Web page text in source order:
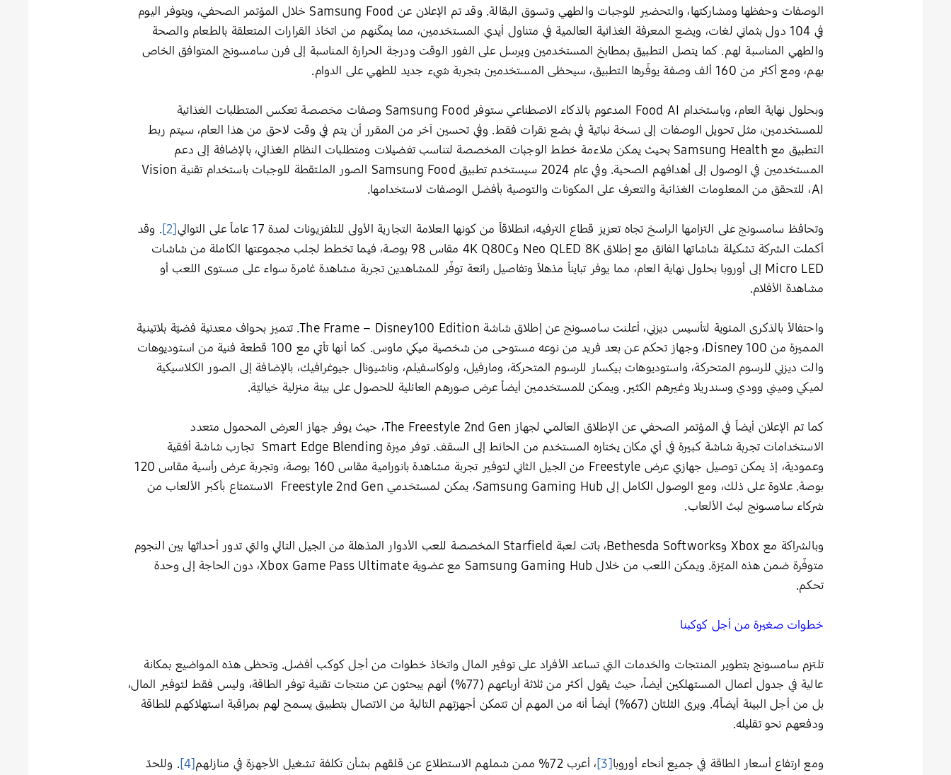
الوصفات وحفظها ومشاركتها، والتحضير للوجبات والطهي وتسوق البقالة. وقد تم الإعلان عن Samsung Food خلال المؤتمر الصحفي، ويتوفر اليوم
في 104 دول بثماني لغات، ويضع المعرفة الغذائية العالمية في متناول أيدي المستخدمين، مما يمكّنهم من اتخاذ القرارات المتعلقة بالطعام والصحة
والطهي المناسبة لهم. كما يتصل التطبيق بمطابخ المستخدمين ويرسل على الفور الوقت ودرجة الحرارة المناسبة إلى فرن سامسونج المتوافق الخاص
بهم، ومع أكثر من 160 ألف وصفة يوفّرها التطبيق، سيحظى المستخدمين بتجربة شيء جديد للطهي على الدوام.
وبحلول نهاية العام، وباستخدام Food AI المدعوم بالذكاء الاصطناعي ستوفر Samsung Food وصفات مخصصة تعكس المتطلبات الغذائية
للمستخدمين، مثل تحويل الوصفات إلى نسخة نباتية في بضع نقرات فقط. وفي تحسين آخر من المقرر أن يتم في وقت لاحق من هذا العام، سيتم ربط
التطبيق مع Samsung Health بحيث يمكن ملاءمة خطط الوجبات المخصصة لتناسب تفضيلات ومتطلبات النظام الغذائي، بالإضافة إلى دعم
المستخدمين في الوصول إلى أهدافهم الصحية. وفي عام 2024 سيستخدم تطبيق Samsung Food الصور الملتقطة للوجبات باستخدام تقنية Vision
AI، للتحقق من المعلومات الغذائية والتعرف على المكونات والتوصية بأفضل الوصفات لاستخدامها.
وتحافظ سامسونج على التزامها الراسخ تجاه تعزيز قطاع الترفيه، انطلاقاً من كونها العلامة التجارية الأولى للتلفزيونات لمدة 17 عاماً على التوالي [2]
. وقد
أكملت الشركة تشكيلة شاشاتها الفائق مع إطلاق Neo QLED 8K و4K Q80C مقاس 98 بوصة، فيما تخطط لجلب مجموعتها الكاملة من شاشات
Micro LED إلى أوروبا بحلول نهاية العام، مما يوفر تبايناً مذهلاً وتفاصيل رائعة توفّر للمشاهدين تجربة مشاهدة غامرة سواء على مستوى اللعب أو
مشاهدة الأفلام.
واحتفالاً بالذكرى المئوية لتأسيس ديزني، أعلنت سامسونج عن إطلاق شاشة The Frame – Disney100 Edition. تتميز بحواف معدنية فضيّة بلاتينية
المميزة من Disney 100، وجهاز تحكم عن بعد فريد من نوعه مستوحى من شخصية ميكي ماوس. كما أنها تأتي مع 100 قطعة فنية من استوديوهات
والت ديزني للرسوم المتحركة، واستوديوهات بيكسار للرسوم المتحركة، ومارفيل، ولوكاسفيلم، وناشيونال جيوغرافيك، بالإضافة إلى الصور الكلاسيكية
لميكي وميني وودي وسندريلا وغيرهم الكثير. ويمكن للمستخدمين أيضاً عرض صورهم العائلية للحصول على بيئة منزلية خياليّة.
كما تم الإعلان أيضاً في المؤتمر الصحفي عن الإطلاق العالمي لجهاز The Freestyle 2nd Gen، حيث يوفر جهاز العرض المحمول متعدد
الاستخدامات تجربة شاشة كبيرة في أي مكان يختاره المستخدم من الحائط إلى السقف. توفر ميزة Smart Edge Blending تجارب شاشة أفقية
وعمودية، إذ يمكن توصيل جهازي عرض Freestyle من الجيل الثاني لتوفير تجربة مشاهدة بانورامية مقاس 160 بوصة، وتجربة عرض رأسية مقاس 120
بوصة. علاوة على ذلك، ومع الوصول الكامل إلى Samsung Gaming Hub، يمكن لمستخدمي Freestyle 2nd Gen الاستمتاع بأكبر الألعاب من
شركاء سامسونج لبث الألعاب.
وبالشراكة مع Xbox وBethesda Softworks، باتت لعبة Starfield المخصصة للعب الأدوار المذهلة من الجيل التالي والتي تدور أحداثها بين النجوم
متوفّرة ضمن هذه الميّزة. ويمكن اللعب من خلال Samsung Gaming Hub مع عضوية Xbox Game Pass Ultimate، دون الحاجة إلى وحدة
تحكم.
خطوات صغيرة من أجل كوكبنا
تلتزم سامسونج بتطوير المنتجات والخدمات التي تساعد الأفراد على توفير المال واتخاذ خطوات من أجل كوكب أفضل. وتحظى هذه المواضيع بمكانة
عالية في جدول أعمال المستهلكين أيضاً، حيث يقول أكثر من ثلاثة أرباعهم (77%) أنهم يبحثون عن منتجات تقنية توفر الطاقة، وليس فقط لتوفير المال،
بل من أجل البيئة أيضاً4. ويرى الثلثان (67%) أيضاً أنه من المهم أن تتمكن أجهزتهم التالية من الاتصال بتطبيق يسمح لهم بمراقبة استهلاكهم للطاقة
ودفعهم نحو تقليله.
ومع ارتفاع أسعار الطاقة في جميع أنحاء أوروبا[3] ، أعرب 72% ممن شملهم الاستطلاع عن قلقهم بشأن تكلفة تشغيل الأجهزة في منازلهم [4]
. وللحدّ